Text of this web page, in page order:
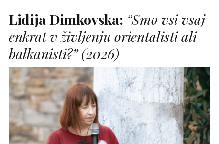
Lidija Dimkovska: “Smo vsi vsaj
enkrat v življenju orientalisti ali
balkanisti?” (2026)